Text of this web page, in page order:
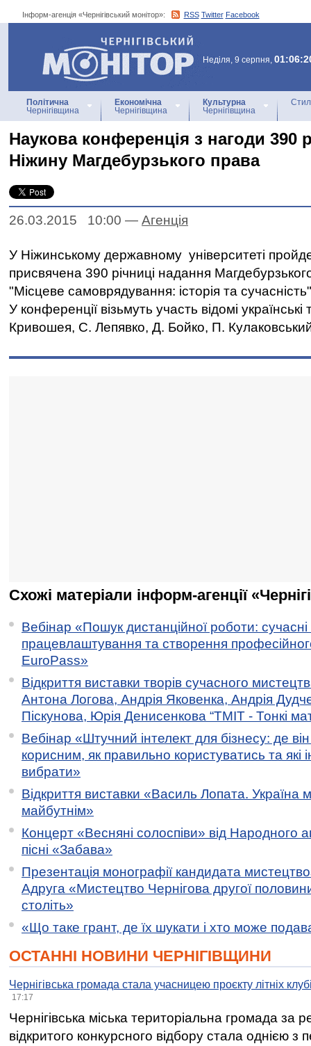
Інформ-агенція «Чернігівський монітор»: RSS Twitter Facebook
Інформ-агенція
«Чернігівський монітор»
Неділя, 9 серпня,
Політична
Чернігівщина
Економічна
Чернігівщина
Культурна
Чернігівщина
Наукова конференція з нагоди 390
Ніжину Магдебурзького права
26.03.2015 10:00 — Агенцiя
У Ніжинському державному університеті
присвячена 390 річниці надання
"Місцеве самоврядування: історія та сучасність"
У конференції візьмуть участь відомі українські
Кривошея, С. Лепявко, Д. Бойко, П.
Схожі матеріали інформ-агенції
Вебінар «Пошук дистанційної роботи:
працевлаштування та створення
EuroPass»
Відкриття виставки творів сучасного
Антона Логова, Андрія Яковенка, Андрія
Піскунова, Юрія Денисенкова “ТМІТ - Тонкі
Вебінар «Штучний інтелект для бізнесу: де
корисним, як правильно користуватись та які
вибрати»
Відкриття виставки «Василь Лопата. Україна
майбутнім»
Концерт «Весняні солоспіви» від Народного
пісні «Забава»
Презентація монографії кандидата
Адруга «Мистецтво Чернігова другої
століть»
«Що таке грант, де їх шукати і хто може
ОСТАННІ НОВИНИ ЧЕРНІГІВЩИНИ
Чернігівська громада стала учасницею проєкту літніх
17:17
Чернігівська міська територіальна громада за
відкритого конкурсного відбору стала однією